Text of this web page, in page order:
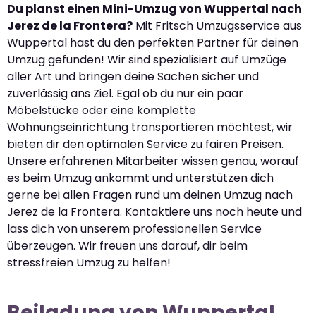
Du planst einen Mini-Umzug von Wuppertal nach
Jerez de la Frontera? Mit Fritsch Umzugsservice aus
Wuppertal hast du den perfekten Partner für deinen
Umzug gefunden! Wir sind spezialisiert auf Umzüge
aller Art und bringen deine Sachen sicher und
zuverlässig ans Ziel. Egal ob du nur ein paar
Möbelstücke oder eine komplette
Wohnungseinrichtung transportieren möchtest, wir
bieten dir den optimalen Service zu fairen Preisen.
Unsere erfahrenen Mitarbeiter wissen genau, worauf
es beim Umzug ankommt und unterstützen dich
gerne bei allen Fragen rund um deinen Umzug nach
Jerez de la Frontera. Kontaktiere uns noch heute und
lass dich von unserem professionellen Service
überzeugen. Wir freuen uns darauf, dir beim
stressfreien Umzug zu helfen!